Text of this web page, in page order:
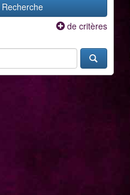
Recherche
de critères